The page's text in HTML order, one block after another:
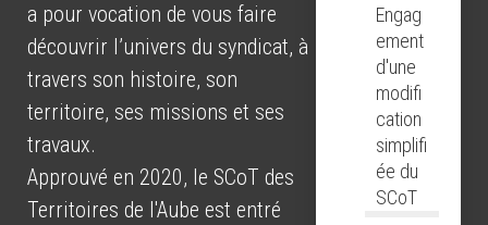
a pour vocation de vous faire
découvrir l’univers du syndicat, à
travers son histoire, son
territoire, ses missions et ses
travaux.
Approuvé en 2020, le SCoT des
Territoires de l'Aube est entré
Engag
ement
d'une
modifi
cation
simplifi
ée du
SCoT